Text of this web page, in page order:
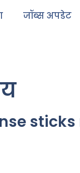
जॉब्स अपडेट